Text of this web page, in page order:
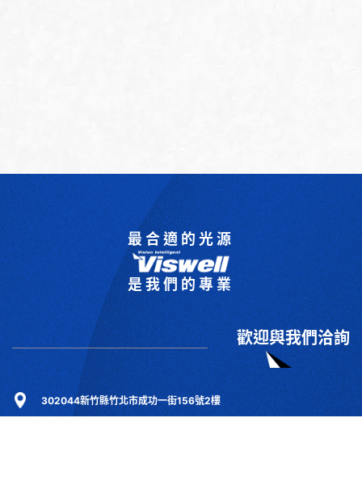
最合適的光源
是我們的專業
歡迎與我們洽詢
302044新竹縣竹北市成功一街156號2樓